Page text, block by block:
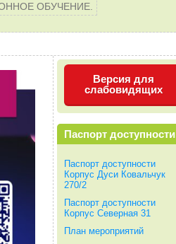
ОБУЧЕНИЕ.
Версия для
слабовидящих
Паспорт доступности
Паспорт доступности
Корпус Дуси Ковальчук
270/2
Паспорт доступности
Корпус Северная 31
План мероприятий